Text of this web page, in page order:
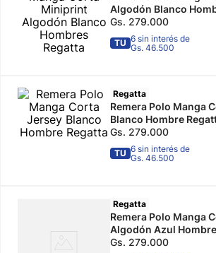
7. nike
todo terreno
10. calzado
Algodón Blanco
Gs. 279.000
TU 6 sin interés de
Gs. 46.500
Regatta
Remera Polo Manga
Blanco Hombre
Gs. 279.000
TU 6 sin interés de
Gs. 46.500
Regatta
Remera Polo Manga
Algodón Azul
Gs. 279.000